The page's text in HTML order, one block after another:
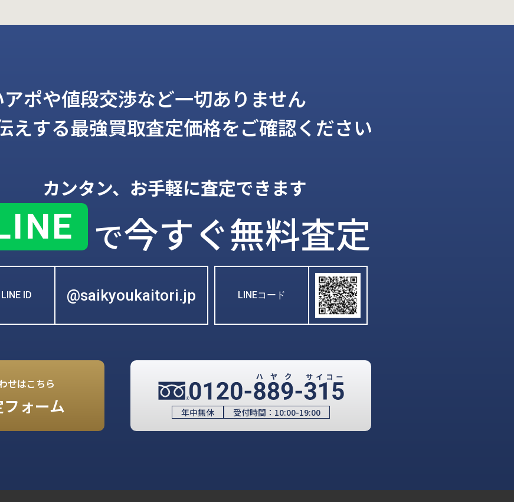
ポや値段交渉など一切ありません
えする最強買取査定価格をご確認ください
カンタン、お手軽に査定できます
で今すぐ無料査定
LINE ID @saikyoukaitori.jp LINEコード
せはこちら
ォーム 年中無休 受付時間： 10:00-19:00